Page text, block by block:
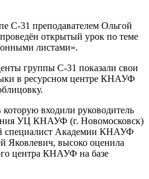
С-31 преподавателем Ольгой
открытый урок по теме
листами».
группы С-31 показали свои
в ресурсном центре КНАУФ
входили руководитель
УЦ КНАУФ (г. Новомосковск)
специалист Академии КНАУФ
Яковлевич, высоко оценила
центра КНАУФ на базе